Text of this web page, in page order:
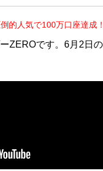
的人気で100万口座達成
ZEROです。6月2日